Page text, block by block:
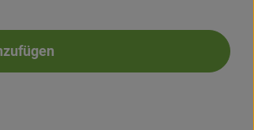
Produkt zum Warenkorb hinzufügen